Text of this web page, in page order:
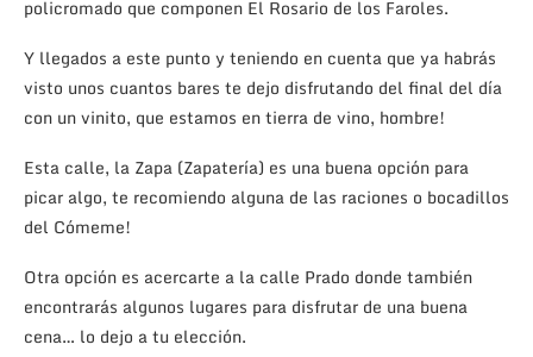
policromado que componen El Rosario de los Faroles.
Y llegados a este punto y teniendo en cuenta que ya habrás
visto unos cuantos bares te dejo disfrutando del final del día
con un vinito, que estamos en tierra de vino, hombre!
Esta calle, la Zapa (Zapatería) es una buena opción para
picar algo, te recomiendo alguna de las raciones o bocadillos
del Cómeme!
Otra opción es acercarte a la calle Prado donde también
encontrarás algunos lugares para disfrutar de una buena
cena… lo dejo a tu elección.